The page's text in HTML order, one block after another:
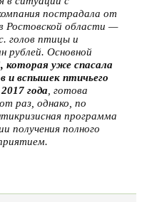
пострадала от
Ростовской области —
голов птицы и
рублей. Основной
которая уже спасала
и вспышек птичьего
года , готова
раз, однако, по
программа
получения полного